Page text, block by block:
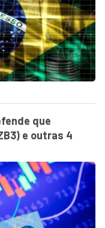
que
e outras 4